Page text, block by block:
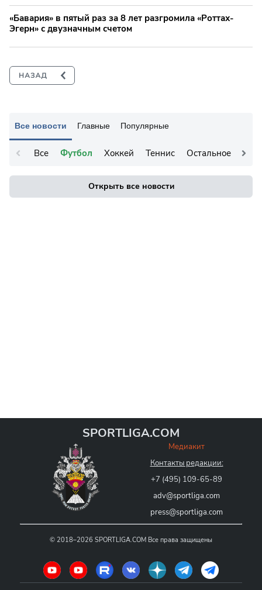
Все новости Главные Популярные
Все Футбол Хоккей Теннис Остальное
Открыть все новости
«Бавария» в пятый раз за 8 лет разгромила «Роттах-
Эгерн» с двузначным счетом
SPORTLIGA.COM
Медиакит
Контакты редакции:
+7 (495) 109-65-89
adv@sportliga.com
press@sportliga.com
© 2018–2026 SPORTLIGA.COM Все права защищены